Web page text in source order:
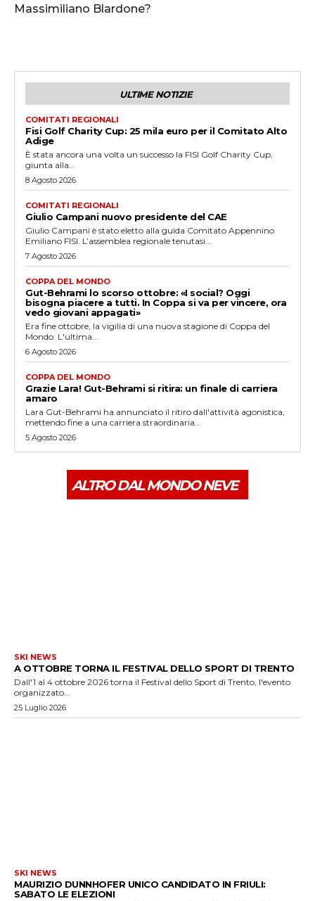
Massimiliano Blardone?
ULTIME NOTIZIE
COMITATI REGIONALI
Fisi Golf Charity Cup: 25 mila euro per il Comitato Alto
Adige
È stata ancora una volta un successo la FISI Golf Charity Cup,
giunta alla...
8 Agosto 2026
COMITATI REGIONALI
Giulio Campani nuovo presidente del CAE
Giulio Campani è stato eletto alla guida Comitato Appennino
Emiliano FISI. L’assemblea regionale tenutasi...
7 Agosto 2026
COPPA DEL MONDO
Gut-Behrami lo scorso ottobre: «I social? Oggi
bisogna piacere a tutti. In Coppa si va per vincere, ora
vedo giovani appagati»
Era fine ottobre, la vigilia di una nuova stagione di Coppa del
Mondo. L'ultima...
6 Agosto 2026
COPPA DEL MONDO
Grazie Lara! Gut-Behrami si ritira: un finale di carriera
amaro
Lara Gut-Behrami ha annunciato il ritiro dall'attività agonistica,
mettendo fine a una carriera straordinaria...
5 Agosto 2026
ALTRO DAL MONDO NEVE
SKI NEWS
A OTTOBRE TORNA IL FESTIVAL DELLO SPORT DI TRENTO
Dall'1 al 4 ottobre 2026 torna il Festival dello Sport di Trento, l'evento
organizzato...
25 Luglio 2026
SKI NEWS
MAURIZIO DUNNHOFER UNICO CANDIDATO IN FRIULI:
SABATO LE ELEZIONI